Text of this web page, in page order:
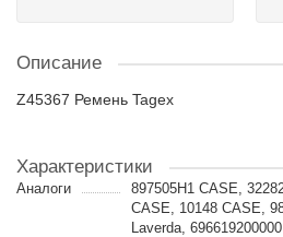
Описание
Z45367 Ремень Tagex
Характеристики
Аналоги
897505H1 CASE,
CASE, 10148 CASE,
Laverda,